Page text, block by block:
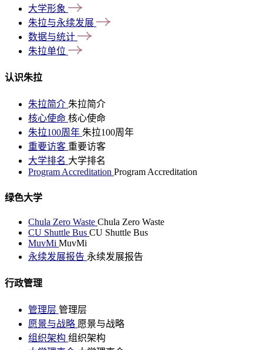
大学形象
朱拉与永续发展
数据与统计
朱拉单位
认识朱拉
朱拉简介 朱拉简介
核心使命 核心使命
朱拉100周年 朱拉100周年
重要访客 重要访客
大学排名 大学排名
Program Accreditation Program Accreditation
绿色大学
Chula Zero Waste Chula Zero Waste
CU Shuttle Bus CU Shuttle Bus
MuvMi MuvMi
永续发展报告 永续发展报告
行政管理
管理层 管理层
愿景与战略 愿景与战略
组织架构 组织架构